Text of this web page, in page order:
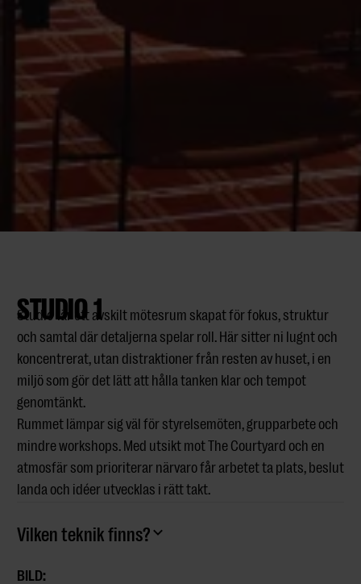
STUDIO 1
Studio 1är ett avskilt mötesrum skapat för fokus, struktur
och samtal där detaljerna spelar roll. Här sitter ni lugnt och
koncentrerat, utan distraktioner från resten av huset, i en
miljö som gör det lätt att hålla tanken klar och tempot
genomtänkt.
Rummet lämpar sig väl för styrelsemöten, grupparbete och
mindre workshops. Med utsikt mot The Courtyard och en
atmosfär som prioriterar närvaro får arbetet ta plats, beslut
landa och idéer utvecklas i rätt takt.
Vilken teknik finns?
BILD: